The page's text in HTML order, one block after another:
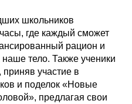
школьников
где каждый сможет
рацион и
тело. Также ученики
участие в
и поделок «Новые
предлагая свои